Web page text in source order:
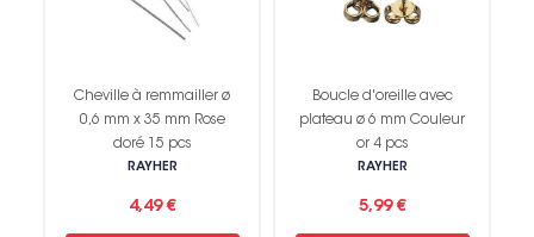
Cheville à remmailler ø
0,6 mm x 35 mm Rose
doré 15 pcs
RAYHER
4,49 €
Boucle d'oreille avec
plateau ø 6 mm Couleur
or 4 pcs
RAYHER
5,99 €